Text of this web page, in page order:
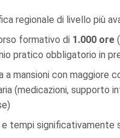
regionale di livello più
formativo di 1.000 ore
pratico obbligatorio in
a mansioni con maggiore
(medicazioni, supporto
tempi significativamente
di preferenze
al sito di ricordare scelte
o il comportamento (es.
statistici
a capire come gli utenti
tramite dati raccolti in forma